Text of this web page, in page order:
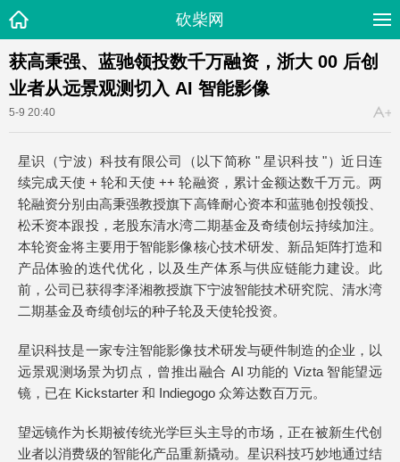
砍柴网
获高秉强、蓝驰领投数千万融资，浙大 00 后创
业者从远景观测切入 AI 智能影像
5-9 20:40
星识（宁波）科技有限公司（以下简称 " 星识科技 "）近日连
续完成天使 + 轮和天使 ++ 轮融资，累计金额达数千万元。两
轮融资分别由高秉强教授旗下高锋耐心资本和蓝驰创投领投、
松禾资本跟投，老股东清水湾二期基金及奇绩创坛持续加注。
本轮资金将主要用于智能影像核心技术研发、新品矩阵打造和
产品体验的迭代优化，以及生产体系与供应链能力建设。此
前，公司已获得李泽湘教授旗下宁波智能技术研究院、清水湾
二期基金及奇绩创坛的种子轮及天使轮投资。
星识科技是一家专注智能影像技术研发与硬件制造的企业，以
远景观测场景为切点，曾推出融合 AI 功能的 Vizta 智能望远
镜，已在 Kickstarter 和 Indiegogo 众筹达数百万元。
望远镜作为长期被传统光学巨头主导的市场，正在被新生代创
业者以消费级的智能化产品重新撬动。星识科技巧妙地通过结